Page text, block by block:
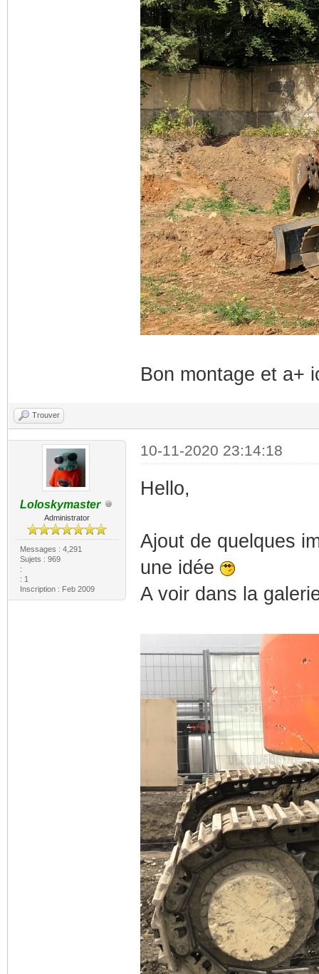
Bon montage et a+
Trouver
Loloskymaster
Administrator
Messages : 4,291
Sujets : 969
:
: 1
Inscription : Feb 2009
10-11-2020 23:14:18
Hello,
Ajout de quelques
une idée
A voir dans la